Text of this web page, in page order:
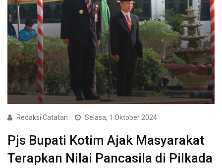
Redaksi Catatan Selasa, 1 Oktober 2024
Pjs Bupati Kotim Ajak Masyarakat
Terapkan Nilai Pancasila di Pilkada